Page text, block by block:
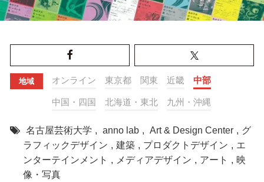
地域 オンライン 東京都 関東 近畿 中部
中国・四国 北海道・東北 九州・沖縄
名古屋芸術大学 , anno lab , Art & Design Center , グ
ラフィックデザイン , 建築 , プロダクトデザイン , エ
ンターテインメント , メディアデザイン , アート , 映
像・写真